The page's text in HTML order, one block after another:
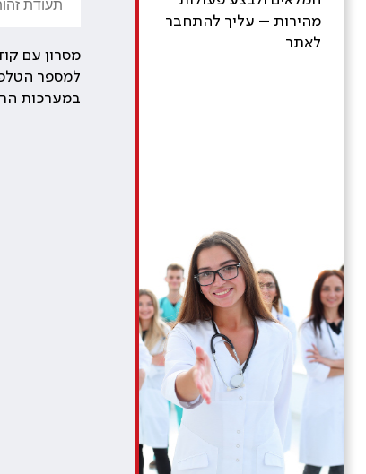
מהירות – עליך להתחבר
לאתר
מסרון עם
למספר
במערכות